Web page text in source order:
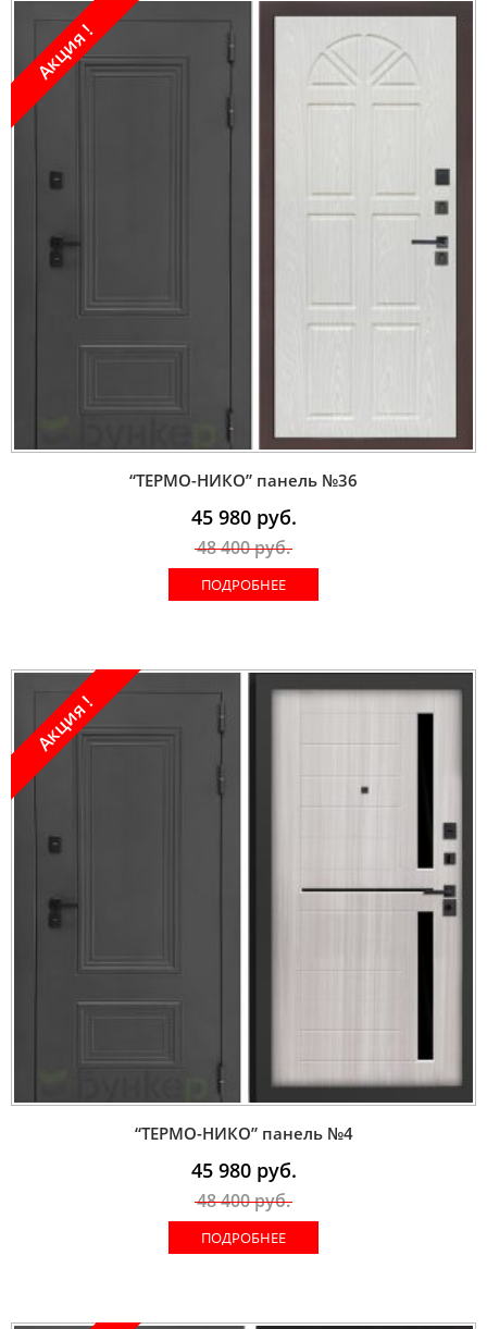
Акция !
“ТЕРМО-НИКО” панель №36
45 980руб.
48 400руб.
ПОДРОБНЕЕ
Акция !
“ТЕРМО-НИКО” панель №4
45 980руб.
48 400руб.
ПОДРОБНЕЕ